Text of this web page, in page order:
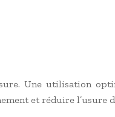
Une utilisation
et réduire l’usure